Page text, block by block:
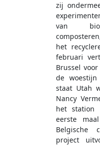
zij
van
het
februari
Brussel
de
staat Utah
Nancy
het station
eerste
Belgische
project